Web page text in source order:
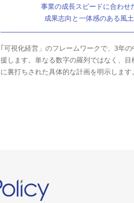
事業の成長スピードに合わせ
成果志向と一体感のある風
｢可視化経営」のフレームワークで、3年
援します。単なる数字の羅列ではなく、
に裏打ちされた具体的な計画を明示します。